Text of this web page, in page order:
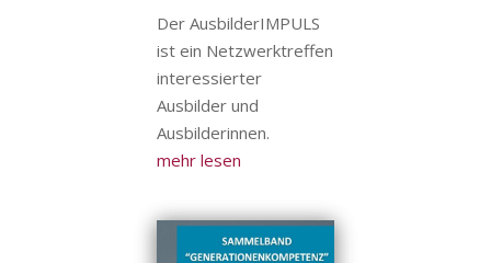
Der AusbilderIMPULS
ist ein Netzwerktreffen
interessierter
Ausbilder und
Ausbilderinnen.
mehr lesen